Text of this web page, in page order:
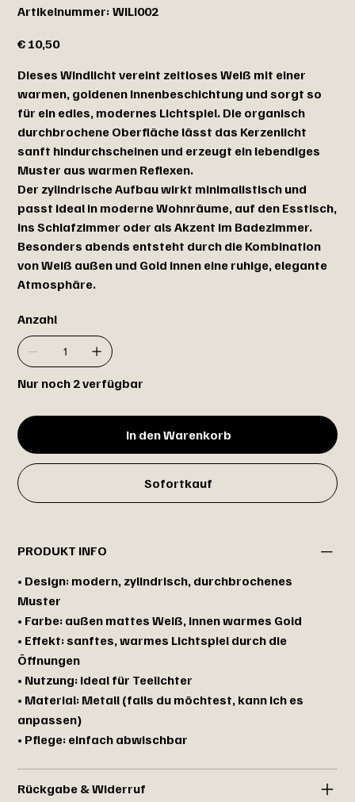
Artikelnummer: WILI002
WILI002
€ 10,50
Dieses Windlicht vereint zeitloses Weiß mit einer
warmen, goldenen Innenbeschichtung und sorgt so
für ein edles, modernes Lichtspiel. Die organisch
durchbrochene Oberfläche lässt das Kerzenlicht
sanft hindurchscheinen und erzeugt ein lebendiges
Muster aus warmen Reflexen.
Der zylindrische Aufbau wirkt minimalistisch und
passt ideal in moderne Wohnräume, auf den Esstisch,
ins Schlafzimmer oder als Akzent im Badezimmer.
Besonders abends entsteht durch die Kombination
von Weiß außen und Gold innen eine ruhige, elegante
Atmosphäre.
Anzahl
Nur noch 2 verfügbar
In den Warenkorb
Sofortkauf
PRODUKT INFO
• Design: modern, zylindrisch, durchbrochenes
Muster
• Farbe: außen mattes Weiß, innen warmes Gold
• Effekt: sanftes, warmes Lichtspiel durch die
Öffnungen
• Nutzung: ideal für Teelichter
• Material: Metall (falls du möchtest, kann ich es
anpassen)
• Pflege: einfach abwischbar
Rückgabe & Widerruf